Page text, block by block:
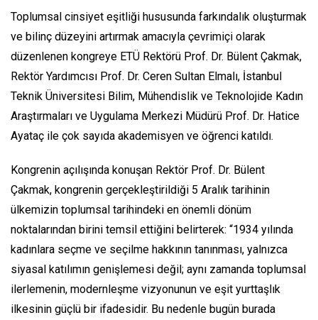
Toplumsal cinsiyet eşitliği hususunda farkındalık oluşturmak
ve bilinç düzeyini artırmak amacıyla çevrimiçi olarak
düzenlenen kongreye ETÜ Rektörü Prof. Dr. Bülent Çakmak,
Rektör Yardımcısı Prof. Dr. Ceren Sultan Elmalı, İstanbul
Teknik Üniversitesi Bilim, Mühendislik ve Teknolojide Kadın
Araştırmaları ve Uygulama Merkezi Müdürü Prof. Dr. Hatice
Ayataç ile çok sayıda akademisyen ve öğrenci katıldı.
Kongrenin açılışında konuşan Rektör Prof. Dr. Bülent
Çakmak, kongrenin gerçekleştirildiği 5 Aralık tarihinin
ülkemizin toplumsal tarihindeki en önemli dönüm
noktalarından birini temsil ettiğini belirterek: “1934 yılında
kadınlara seçme ve seçilme hakkının tanınması, yalnızca
siyasal katılımın genişlemesi değil; aynı zamanda toplumsal
ilerlemenin, modernleşme vizyonunun ve eşit yurttaşlık
ilkesinin güçlü bir ifadesidir. Bu nedenle bugün burada